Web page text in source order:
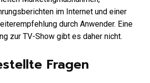
im Internet und einer
durch Anwender. Eine
zur TV-Show gibt es daher nicht.
Fragen